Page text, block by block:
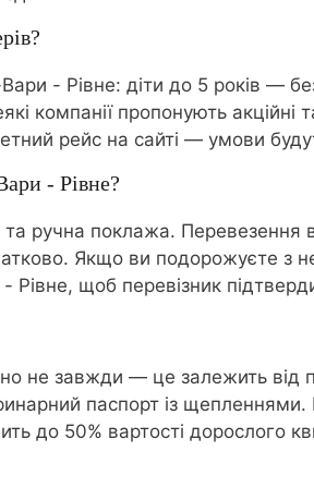
- Рівне: діти до 5 років —
компанії пропонують акційні
рейс на сайті — умови
- Рівне?
та ручна поклажа.
Якщо ви подорожуєте з
Рівне, щоб перевізник
не завжди — це залежить від
паспорт із щепленнями.
до 50% вартості